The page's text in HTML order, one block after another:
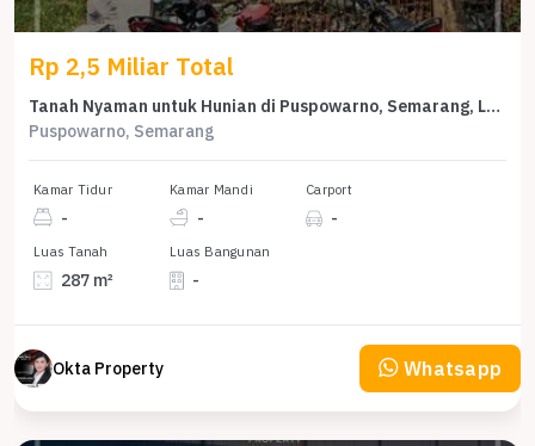
Rp 2,5 Miliar Total
Tanah Nyaman untuk Hunian di Puspowarno, Semarang, Luas 287m²
Puspowarno, Semarang
Kamar Tidur
-
Kamar Mandi
-
Carport
-
Luas Tanah
287 m²
Luas Bangunan
-
Okta Property Whatsapp